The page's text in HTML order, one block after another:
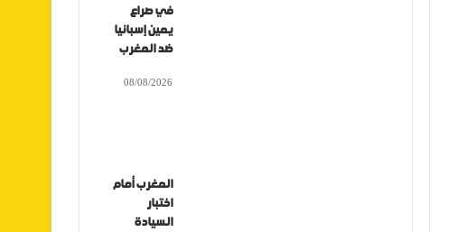
في صراع
يمين إسبانيا
ضد المغرب
08/08/2026
المغرب أمام
اختبار
السيادة